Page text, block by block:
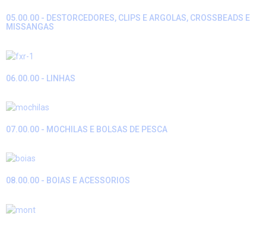
05.00.00 - DESTORCEDORES, CLIPS E ARGOLAS, CROSSBEADS E
MISSANGAS
06.00.00 - LINHAS
07.00.00 - MOCHILAS E BOLSAS DE PESCA
08.00.00 - BOIAS E ACESSORIOS